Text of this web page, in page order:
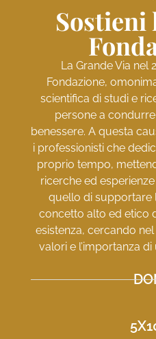
Sostieni
La Grande Via nel
Fondazione,
scientifica di studi e
persone a
benessere. A questa
i professionisti che
proprio tempo,
ricerche ed
quello di supportare
concetto alto ed etico
esistenza, cercando
valori e l’importanza